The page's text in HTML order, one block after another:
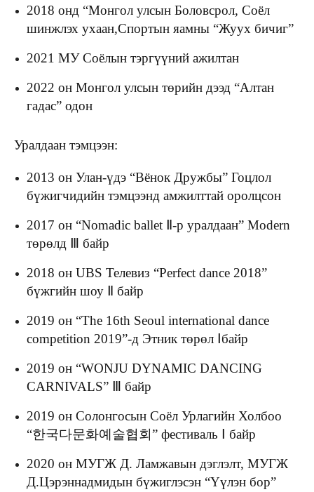
2018 онд “Монгол улсын Боловсрол, Соёл
шинжлэх ухаан,Спортын яамны “Жуух бичиг”
2021 МУ Соёлын тэргүүний ажилтан
2022 он Монгол улсын төрийн дээд “Алтан
гадас” одон
Уралдаан тэмцээн:
2013 он Улан-үдэ “Вёнок Дружбы” Гоцлол
бүжигчидийн тэмцээнд амжилттай оролцсон
2017 он “Nomadic ballet Ⅱ-р уралдаан” Modern
төрөлд Ⅲ байр
2018 он UBS Телевиз “Perfect dance 2018”
бүжгийн шоу Ⅱ байр
2019 он “The 16th Seoul international dance
сompetition 2019”-д Этник төрөл Ⅰбайр
2019 он “WONJU DYNAMIC DANCING
CARNIVALS” Ⅲ байр
2019 он Солонгосын Соёл Урлагийн Холбоо
“한국다문화예술협회” фестиваль Ⅰ байр
2020 он МУГЖ Д. Ламжавын дэглэлт, МУГЖ
Д.Цэрэннадмидын бүжиглэсэн “Үүлэн бор”